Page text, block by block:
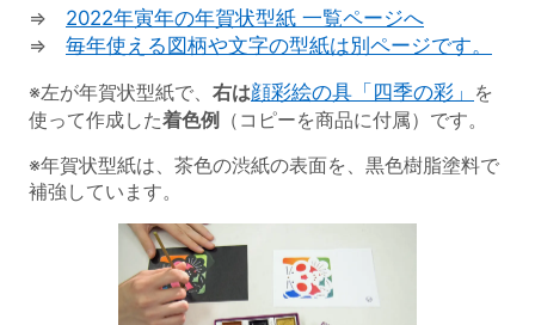
⇒ 2022年寅年の年賀状型紙 一覧ページへ
⇒ 毎年使える図柄や文字の型紙は別ページです。
※左が年賀状型紙で、 右は顔彩絵の具「四季の彩」 を
使って作成した着色例 （コピーを商品に付属）です。
※年賀状型紙は、茶色の渋紙の表面を、黒色樹脂塗料で
補強しています。